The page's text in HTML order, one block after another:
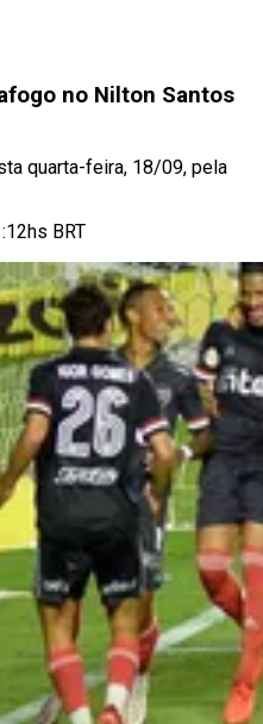
no Nilton Santos
quarta-feira, 18/09, pela
BRT